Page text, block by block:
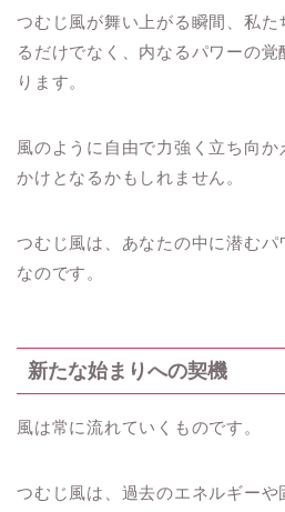
つむじ風が舞い上がる瞬間、私た
るだけでなく、内なるパワーの
ります。
風のように自由で力強く立ち向
かけとなるかもしれません。
つむじ風は、あなたの中に潜む
なのです。
新たな始まりへの契機
風は常に流れていくものです。
つむじ風は、過去のエネルギーや